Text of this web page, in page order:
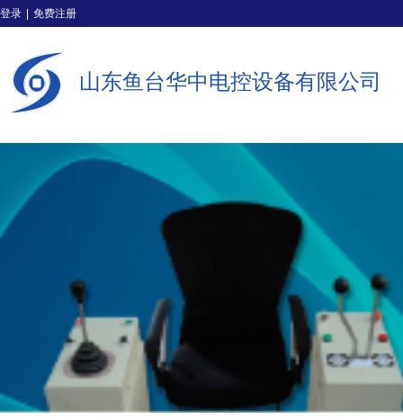
山东鱼台华中电控设备有限公司
登录 免费注册